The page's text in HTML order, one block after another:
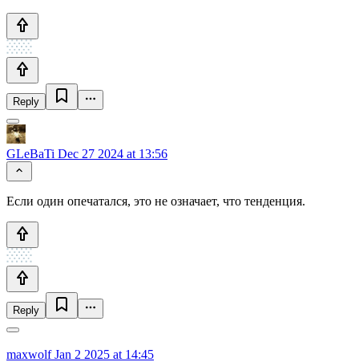
Reply
GLeBaTi Dec 27 2024 at 13:56
Если один опечатался, это не означает, что тенденция.
Reply
maxwolfJan 2 2025 at 14:45